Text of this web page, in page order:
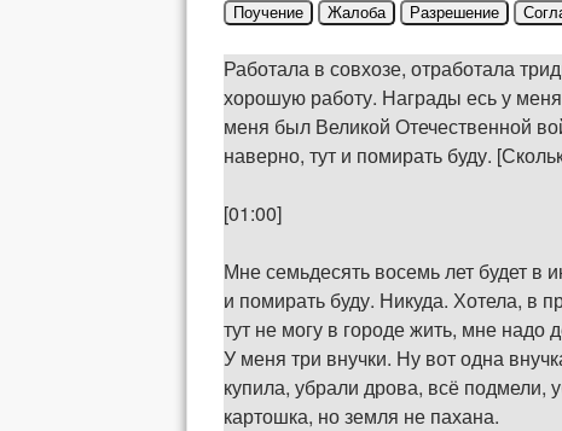
Поучение
Жалоба Разрешение
Работала в совхозе, отработала
хорошую работу. Награды есь у
меня был Великой Отечественной
наверно, тут и помирать буду.
[01:00]
Мне семьдесять восемь лет будет в
и помирать буду. Никуда. Хотела, в
тут не могу в городе жить, мне надо
У меня три внучки. Ну вот одна
купила, убрали дрова, всё подмели,
картошка, но земля не пахана.